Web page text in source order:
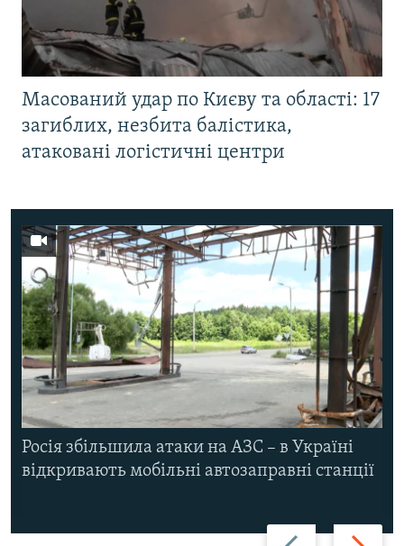
Масований удар по Києву та області: 17
загиблих, незбита балістика,
атаковані логістичні центри
Назад Вперед
Росія збільшила атаки на АЗС – в Україні
відкривають мобільні автозаправні станції